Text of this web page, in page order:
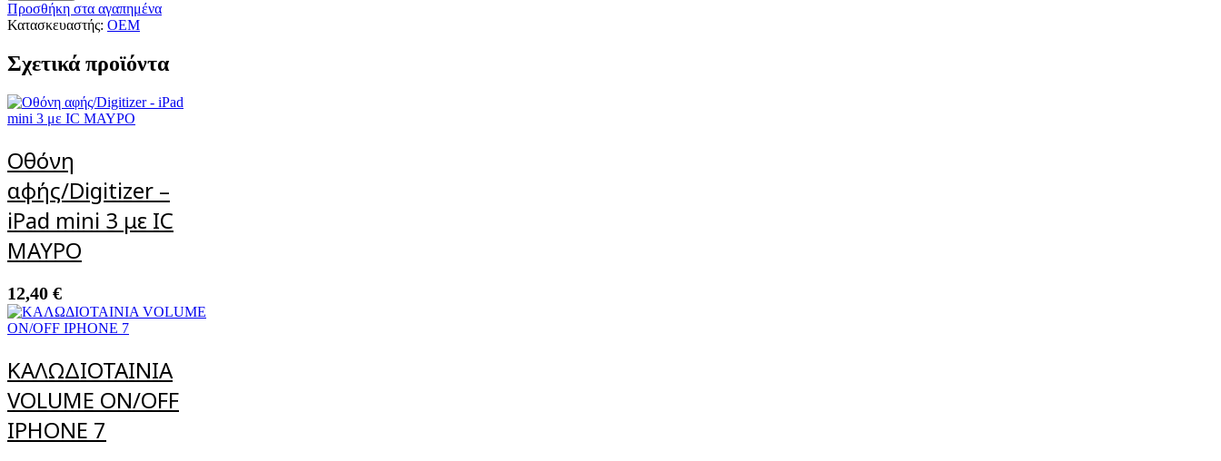
Προσθήκη στα αγαπημένα
Κατασκευαστής: OEM
Σχετικά προϊόντα
Οθόνη
αφής/Digitizer –
iPad mini 3 με IC
ΜΑΥΡΟ
12,40 €
ΚΑΛΩΔΙΟΤΑΙΝΙΑ
VOLUME ON/OFF
IPHONE 7